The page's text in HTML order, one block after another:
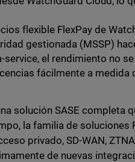
flexible FlexPay de
gestionada (MSSP)
el rendimiento no
fácilmente a medida
solución SASE completa
la familia de soluciones
privado, SD-WAN, ZTNA
de nuevas